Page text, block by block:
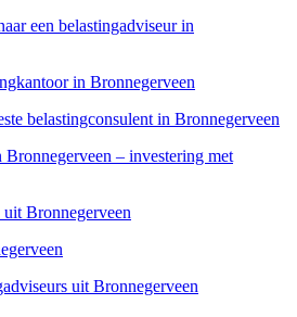
een belastingadviseur in
in Bronnegerveen
belastingconsulent in Bronnegerveen
– investering met
uit Bronnegerveen
uit Bronnegerveen